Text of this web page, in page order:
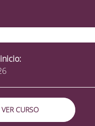
VER CURSO